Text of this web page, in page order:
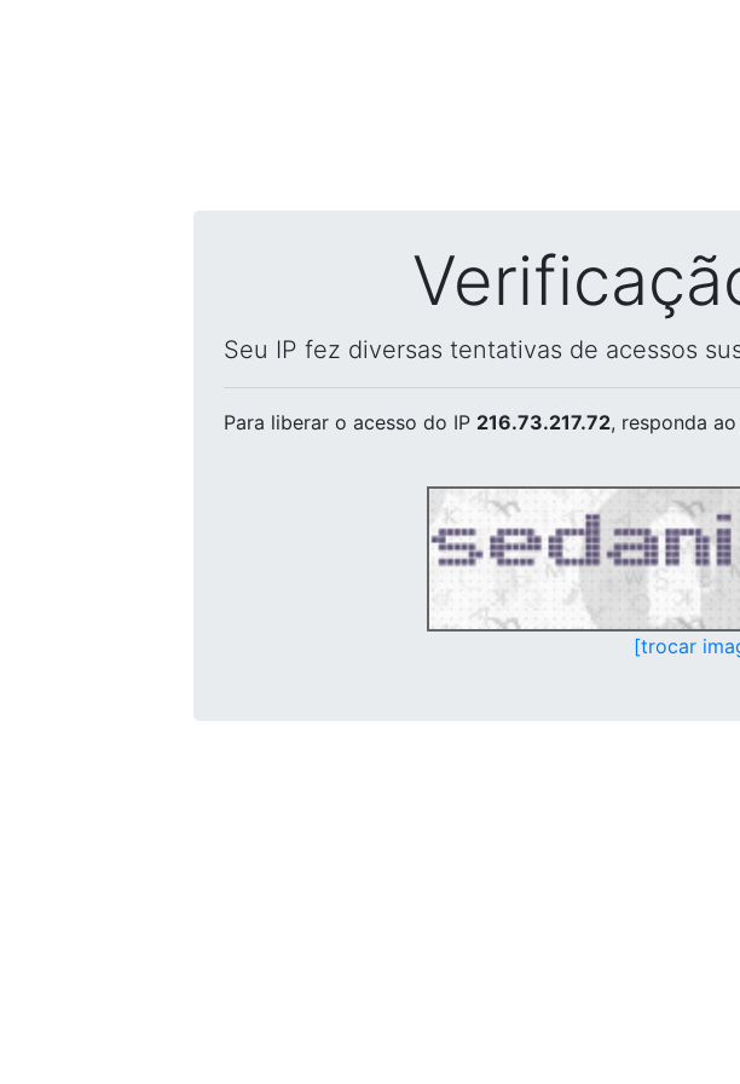
Seu IP fez diversas tentativas de acessos
Para liberar o acesso do IP 216.73.217.72, responda
[trocar